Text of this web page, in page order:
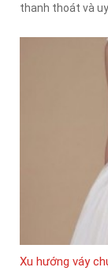
thanh thoát và
Xu hướng váy